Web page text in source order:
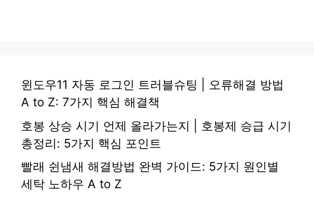
윈도우11 자동 로그인 트러블슈팅 | 오류해결 방법
A to Z: 7가지 핵심 해결책
호봉 상승 시기 언제 올라가는지 | 호봉제 승급 시기
총정리: 5가지 핵심 포인트
빨래 쉰냄새 해결방법 완벽 가이드: 5가지 원인별
세탁 노하우 A to Z